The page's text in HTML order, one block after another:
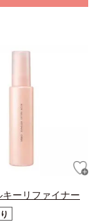
キーリファイナー